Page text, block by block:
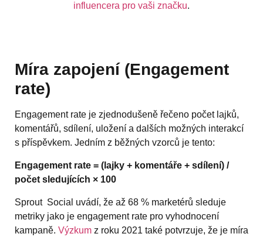
influencera pro vaši značku.
Míra zapojení (Engagement
rate)
Engagement rate je zjednodušeně řečeno počet lajků,
komentářů, sdílení, uložení a dalších možných interakcí
s příspěvkem. Jedním z běžných vzorců je tento:
Engagement rate = (lajky + komentáře + sdílení) /
počet sledujících × 100
Sprout Social uvádí, že až 68 % marketérů sleduje
metriky jako je engagement rate pro vyhodnocení
kampaně. Výzkum z roku 2021 také potvrzuje, že je míra